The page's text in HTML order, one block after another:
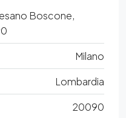
Boscone,
Milano
Lombardia
20090